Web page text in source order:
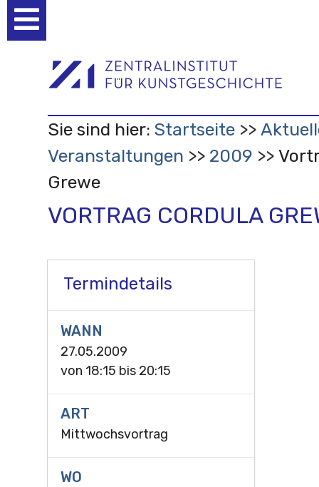
Werkzeuge
Sie sind hier: Startseite
Veranstaltungen
2009
Grewe
VORTRAG CORDULA
Termindetails
WANN
27.05.2009
von 18:15 bis 20:15
ART
Mittwochsvortrag
WO